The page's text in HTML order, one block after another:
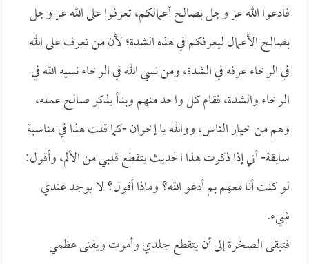
فادعوا الله عز وجل بصالح أعمالكم، تعرفوا على الله عز وجل
بصالح الأعمال ليعرفكم في هذه الشدة؛ لأن من تعرف على الله
في الرخاء عرفه في الشدة، ومن نسي الله في الرخاء نسيه الله في
الرخاء والشدة، فقام كل واحد منهم وبدأ يذكر صالح عمله،
وهم من خيار الناس، ووالله يا إخوان -كما قلت هذا في مناسبة
سابقة- أني إذا ذكرت هذا الحديث يتقطع قلبي من الألم، وأقول:
لو كنت أنا معهم بم أدعو الله؟ وماذا أقول؟ لا يوجد عندي
شيء.
فتبقى الصخرة إلى أن يتقطع جلدي وأموت ويفنى عظمي